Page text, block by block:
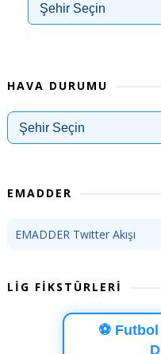
HAVA DURUMU
EMADDER
EMADDER Twitter Akışı
LİG FİKSTÜRLERİ
⚽